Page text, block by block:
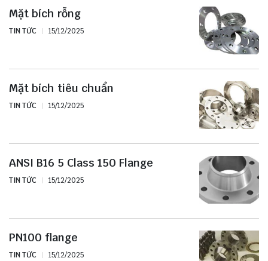
Mặt bích rỗng
TIN TỨC 15/12/2025
Mặt bích tiêu chuẩn
TIN TỨC 15/12/2025
ANSI B16 5 Class 150 Flange
TIN TỨC 15/12/2025
PN100 flange
TIN TỨC 15/12/2025